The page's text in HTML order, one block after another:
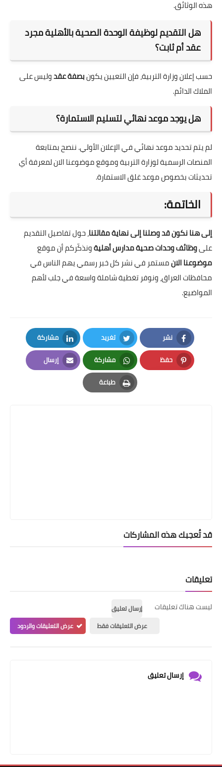
هذه الوثائق.
هل التقديم لوظيفة الوحدة الصحية بالأهلية مجرد
عقد أم ثابت؟
حسب إعلان وزارة التربية، فإن التعيين يكونبصفة عقدوليس على
الملاك الدائم.
هل يوجد موعد نهائي لتسليم الاستمارة؟
لم يتم تحديد موعد نهائي في الإعلان الأولي. ننصح بمتابعة
المنصات الرسمية لوزارة التربية وموقعموضوعنا الانلمعرفة أي
تحديثات بخصوص موعد غلق الاستمارة.
الخاتمة:
إلى هنا نكون قد وصلنا إلى نهاية مقالتنا، حول تفاصيل التقديم
علىوظائف وحدات صحية مدارس أهليةونذكّركم أن موقع
موضوعنا الانمستمر في نشر كل خبر رسمي يهم الناس في
محافظات العراق، ونوفر تغطية شاملة واسعة في جلب لأهم
المواضيع.
نشر
Facebook
تغريد
Twitter
مشاركة
LinkedIn
حفظ
Pinterest
مشاركة
Whatsapp
إرسال
Email
طباعة
Print
قد تُعجبك هذه المشاركات
تعليقات
ليست هناك تعليقات
إرسال تعليق
عرض التعليقات فقط
عرض التعليقات والردود
إرسال تعليق